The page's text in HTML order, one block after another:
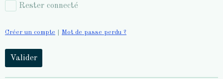
Rester connecté
Créer un compte Mot de passe perdu ?
Valider